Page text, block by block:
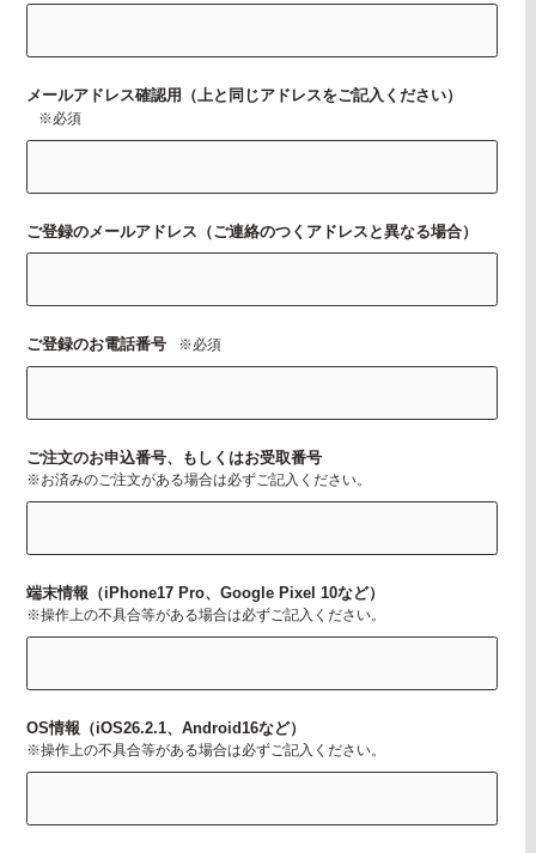
メールアドレス確認用（上と同じアドレスをご記入ください）
※必須
ご登録のメールアドレス（ご連絡のつくアドレスと異なる場合）
ご登録のお電話番号 ※必須
ご注文のお申込番号、もしくはお受取番号
※お済みのご注文がある場合は必ずご記入ください。
端末情報（iPhone17 Pro、Google Pixel 10など）
※操作上の不具合等がある場合は必ずご記入ください。
OS情報（iOS26.2.1、Android16など）
※操作上の不具合等がある場合は必ずご記入ください。